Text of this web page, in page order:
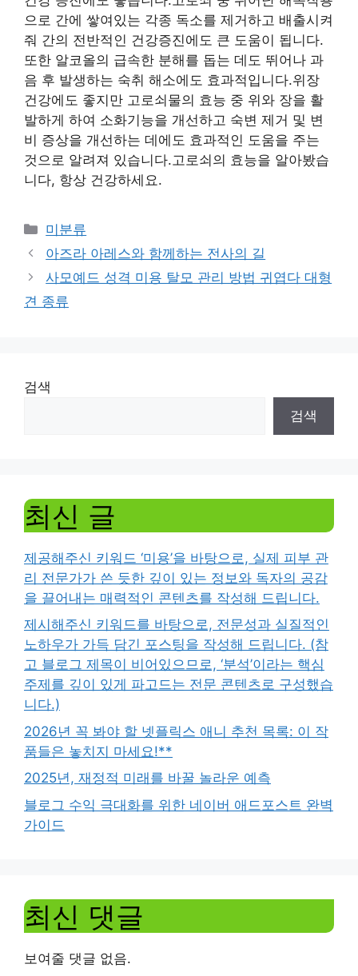
으로 간에 쌓여있는 각종 독소를 제거하고 배출시켜
줘 간의 전반적인 건강증진에도 큰 도움이 됩니다.
또한 알코올의 급속한 분해를 돕는 데도 뛰어나 과
음 후 발생하는 숙취 해소에도 효과적입니다.위장
건강에도 좋지만 고로쇠물의 효능 중 위와 장을 활
발하게 하여 소화기능을 개선하고 숙변 제거 및 변
비 증상을 개선하는 데에도 효과적인 도움을 주는
것으로 알려져 있습니다.고로쇠의 효능을 알아봤습
니다, 항상 건강하세요.
Categories
미분류
아즈라 아레스와 함께하는 전사의 길
사모예드 성격 미용 탈모 관리 방법 귀엽다 대형
견 종류
검색
검색
최신 글
제공해주신 키워드 ‘미용’을 바탕으로, 실제 피부 관
리 전문가가 쓴 듯한 깊이 있는 정보와 독자의 공감
을 끌어내는 매력적인 콘텐츠를 작성해 드립니다.
제시해주신 키워드를 바탕으로, 전문성과 실질적인
노하우가 가득 담긴 포스팅을 작성해 드립니다. (참
고 블로그 제목이 비어있으므로, ‘분석’이라는 핵심
주제를 깊이 있게 파고드는 전문 콘텐츠로 구성했습
니다.)
2026년 꼭 봐야 할 넷플릭스 애니 추천 목록: 이 작
품들은 놓치지 마세요!**
2025년, 재정적 미래를 바꿀 놀라운 예측
블로그 수익 극대화를 위한 네이버 애드포스트 완벽
가이드
최신 댓글
보여줄 댓글 없음.